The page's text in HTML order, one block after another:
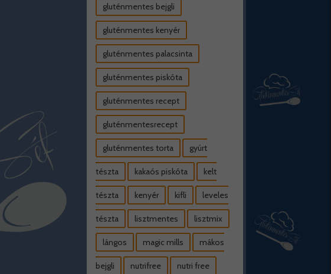
gluténmentes bejgli
gluténmentes kenyér
gluténmentes palacsinta
gluténmentes piskóta
gluténmentes recept
gluténmentesrecept
gluténmentes torta gyúrt
tészta kakaós piskóta kelt
tészta kenyér kifli leveles
tészta lisztmentes lisztmix
lángos magic mills mákos
bejgli nutrifree nutri free